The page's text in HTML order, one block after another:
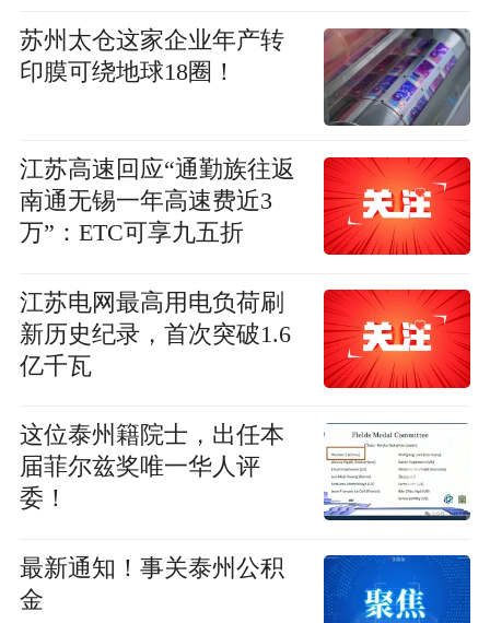
苏州太仓这家企业年产转
印膜可绕地球18圈！
江苏高速回应“通勤族往返
南通无锡一年高速费近3
万”：ETC可享九五折
江苏电网最高用电负荷刷
新历史纪录，首次突破1.6
亿千瓦
这位泰州籍院士，出任本
届菲尔兹奖唯一华人评
委！
最新通知！事关泰州公积
金